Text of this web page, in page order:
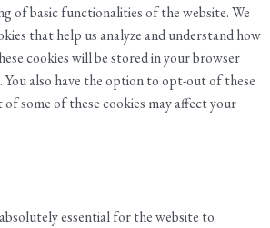
of basic functionalities of the website. We
that help us analyze and understand how
cookies will be stored in your browser
also have the option to opt-out of these
some of these cookies may affect your
essential for the website to